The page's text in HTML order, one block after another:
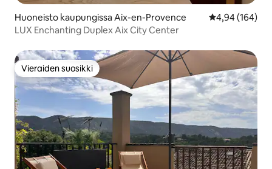
Huoneisto kaupungissa Aix-en-Provence
4,94 (164)
LUX Enchanting Duplex Aix City Center
Vieraiden suosikki
Vieraiden suosikki